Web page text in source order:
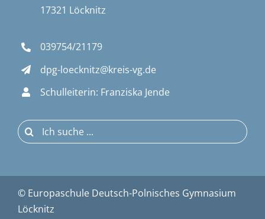
17321 Löcknitz
039754/21179
dpg-loecknitz@kreis-vg.de
Schulleiterin: Franziska Jende
Suche
nach:
© Europaschule Deutsch-Polnisches Gymnasium
Löcknitz